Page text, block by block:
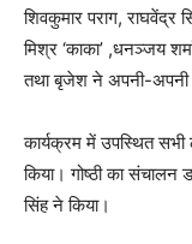
शिवकुमार पराग, राघवेंद्र
मिश्र ‘काका’ ,धनञ्जय
तथा बृजेश ने अपनी-अपनी
कार्यक्रम में उपस्थित सभी
किया। गोष्ठी का संचालन
सिंह ने किया।